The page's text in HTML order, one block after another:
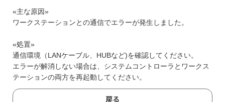
«主な原因»
ワークステーションとの通信でエラーが発生しました。
«処置»
通信環境（LANケーブル、HUBなど)を確認してください。
エラーが解消しない場合は、システムコントローラとワークス
テーションの両方を再起動してください。
戻る